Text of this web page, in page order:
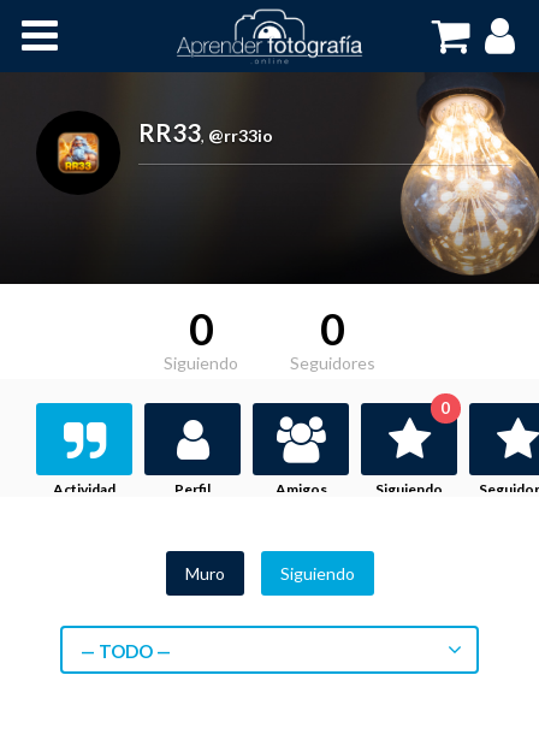
Cursos OnLine
RR33, @rr33io
0
Siguiendo
0
Seguidores
Actividad Perfil Amigos Siguiendo
0
Muro Siguiendo
— TODO —